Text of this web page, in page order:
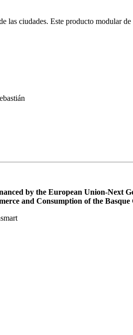
las ciudades. Este producto modular
by the European Union-Next
and Consumption of the Basque